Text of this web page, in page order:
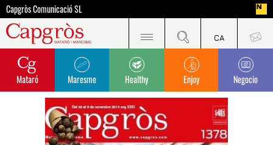
Capgròs Comunicació SL
Mataró Maresme Healthy Enjoy Negocio